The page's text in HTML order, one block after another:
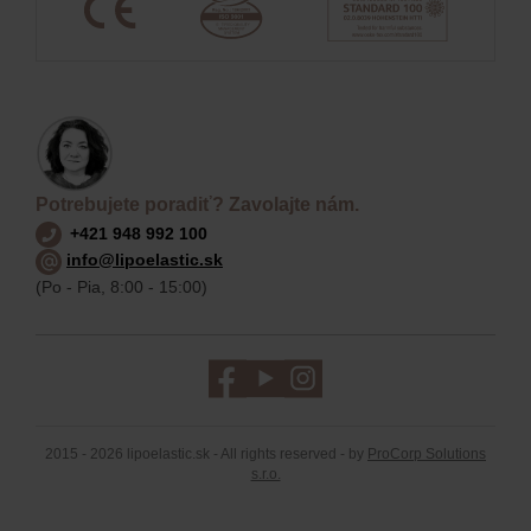
Potrebujete poradiť? Zavolajte nám.
+421 948 992 100
info@lipoelastic.sk
(Po - Pia, 8:00 - 15:00)
2015 - 2026 lipoelastic.sk - All rights reserved - by ProCorp Solutions
s.r.o.